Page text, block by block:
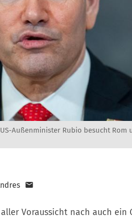
Außenminister Rubio besucht Rom
Voraussicht nach auch ein